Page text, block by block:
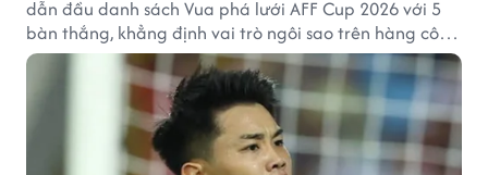
dẫn đầu danh sách Vua phá lưới AFF Cup 2026 với 5
bàn thắng, khẳng định vai trò ngôi sao trên hàng công
tuyển Việt Nam.